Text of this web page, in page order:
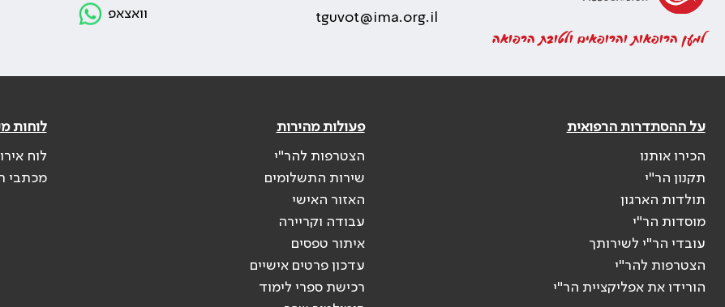
למען הרופאות והרופאים ולטובת הרפואה
tguvot@ima.org.il
וואצאפ
על ההסתדרות הרפואית
הכירו אותנו
תקנון הר"י
תולדות הארגון
מוסדות הר"י
עובדי הר"י לשירותך
הצטרפות להר"י
הורידו את אפליקציית הר"י
פעולות מהירות
הצטרפות להר"י
שירות התשלומים
האזור האישי
עבודה וקריירה
איתור טפסים
עדכון פרטים אישיים
רכישת ספרי לימוד
לוחות
לוח
מכתבי